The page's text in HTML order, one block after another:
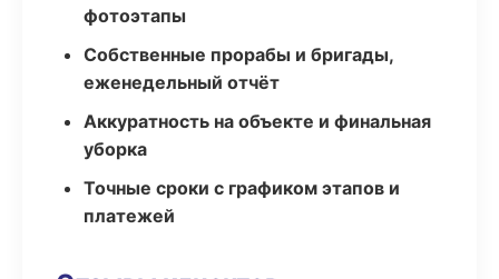
фотоэтапы
Собственные прорабы и бригады,
еженедельный отчёт
Аккуратность на объекте и финальная
уборка
Точные сроки с графиком этапов и
платежей